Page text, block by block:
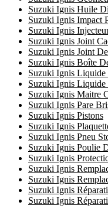
Suzuki Ignis Huile
Suzuki Ignis Impact
Suzuki Ignis
Suzuki Ignis Joint
Suzuki Ignis Joint
Suzuki Ignis Boîte
Suzuki Ignis Liquide
Suzuki Ignis Liquide
Suzuki Ignis Maitre
Suzuki Ignis Pare
Suzuki Ignis Pistons
Suzuki Ignis
Suzuki Ignis Pneu
Suzuki Ignis Poulie
Suzuki Ignis
Suzuki Ignis
Suzuki Ignis
Suzuki Ignis
Suzuki Ignis